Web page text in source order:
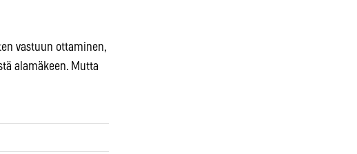
vastuun ottaminen,
alamäkeen. Mutta